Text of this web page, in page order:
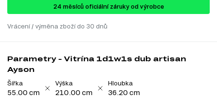
24 ​​​​měsíců oficiální záruky od výrobce
Vrácení / výměna zboží do 30 dnů
Parametry - Vitrína 1d1w1s dub artisan
Ayson
Šířka
55.00 cm
Výška
210.00 cm
Hloubka
36.20 cm